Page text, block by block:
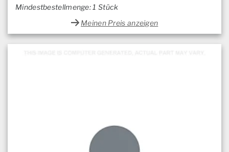
Mindestbestellmenge: 1 Stück
Meinen Preis anzeigen